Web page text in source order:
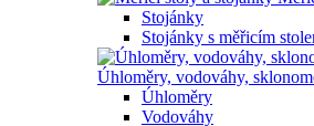
Stojánky
Stojánky s měřicím
Úhloměry, vodováhy,
Úhloměry
Vodováhy